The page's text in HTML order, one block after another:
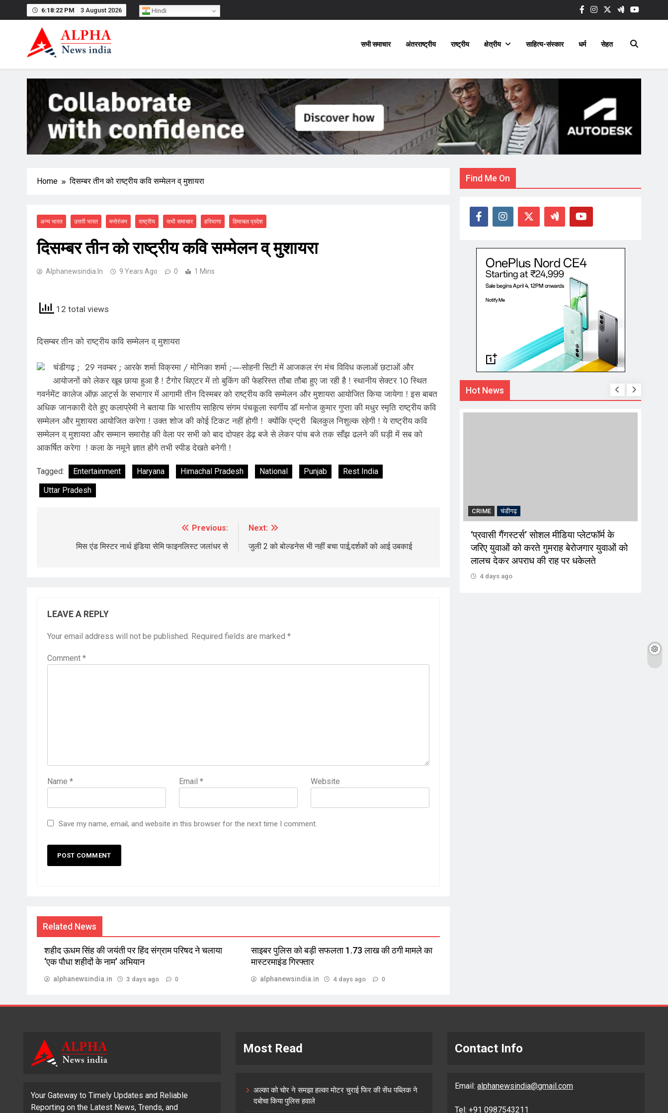
6:18:22 PM 3 August 2026
सभी समाचार अंतरराष्ट्रीय राष्ट्रीय क्षेत्रीय साहित्य-संस्कार धर्म सेहत
Home दिसम्बर तीन को राष्ट्रीय कवि सम्मेलन व् मुशायरा
अन्य भारत उत्तरी भारत मनोरंजन राष्ट्रीय सभी समाचार हरियाणा हिमाचल प्रदेश
दिसम्बर तीन को राष्ट्रीय कवि सम्मेलन व् मुशायरा
Alphanewsindia.in 9 Years Ago 0 1 Mins
12 total views
दिसम्बर तीन को राष्ट्रीय कवि सम्मेलन व् मुशायरा
चंडीगढ़ ; 29 नवम्बर ; आरके शर्मा विक्रमा / मोनिका शर्मा ;—-सोहनी सिटी में आजकल रंग मंच विविध कलाओं छटाओं और
आयोजनों को लेकर खूब छाया हुआ है ! टैगोर थिएटर में तो बुकिंग की फेहरिस्त तौबा तौबा हुए जा रही है ! स्थानीय सेक्टर 10 स्थित
गवर्नमेंट कालेज ऑफ़ आर्ट्स के सभागार में आगामी तीन दिस्मबर को राष्ट्रीय कवि सम्मेलन और मुशायरा आयोजित किया जायेगा ! इस बाबत
अधिक जानकारी देते हुए कलाप्रेमी ने बताया कि भारतीय साहित्य संगम पंचकूला स्वर्गीय डॉ मनोज कुमार गुप्ता की मधुर स्मृति राष्ट्रीय कवि
सम्मेलन और मुशायरा आयोजित करेगा ! उक्त शोज की कोई टिकट नहीं होगी ! क्योंकि एन्ट्री बिलकुल निशुल्क रहेगी ! ये राष्ट्रीय कवि
सम्मेलन व् मुशायरा और सम्मान समारोह की वेला पर सभी को बाद दोपहर डेढ़ बजे से लेकर पांच बजे तक साँझ ढलने की घड़ी में सब को
आकर्षित करेगा ! कला के नमूने ज्ञात होंगे तभी स्पीड देखते बनेगी !
Tagged: Entertainment Haryana Himachal Pradesh National Punjab
Rest India
Uttar Pradesh
navigation
Previous:
मिस एंड मिस्टर नार्थ इंडिया सेमि फाइनलिस्ट जलांधर से
Next:
जुली 2 को बोल्डनेस भी नहीं बचा पाई,दर्शकों को आई उबकाई
LEAVE A REPLY
Your email address will not be published. Required fields are marked *
Comment *
Name * Email* Website
Save my name, email, and website in this browser for the next time I comment.
Related News
शहीद ऊधम सिंह की जयंती पर हिंद संग्राम परिषद ने चलाया
‘एक पौधा शहीदों के नाम’ अभियान
alphanewsindia.in 3 days ago 0
साइबर पुलिस को बड़ी सफलता 1.73 लाख की ठगी मामले का
मास्टरमाइंड गिरफ्तार
alphanewsindia.in 4 days ago 0
Find Me On
Hot News
की सेंध पब्लिक ने दबोचा किया पुलिस हवाले
इंडिया ने दीं बधाइयां
CRIME चंडीगढ़
‘प्रवासी गैंगस्टर्स’ सोशल मीडिया प्लेटफॉर्म के
जरिए युवाओं को करते गुमराह बेरोजगार युवाओं को
लालच देकर अपराध की राह पर धकेलते
4 days ago
Your Gateway to Timely Updates and Reliable
Reporting on the Latest News, Trends, and
Most Read
अल्का को चोर ने समझा हल्का मोटर चुराई फिर की सेंध पब्लिक ने
दबोचा किया पुलिस हवाले
Contact Info
Email:alphanewsindia@gmail.com
Tel: +91 0987543211
Hindi